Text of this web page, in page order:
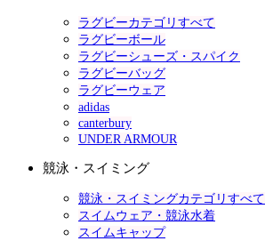
ラグビーカテゴリすべて
ラグビーボール
ラグビーシューズ・スパイク
ラグビーバッグ
ラグビーウェア
adidas
canterbury
UNDER ARMOUR
競泳・スイミング
競泳・スイミングカテゴリすべて
スイムウェア・競泳水着
スイムキャップ